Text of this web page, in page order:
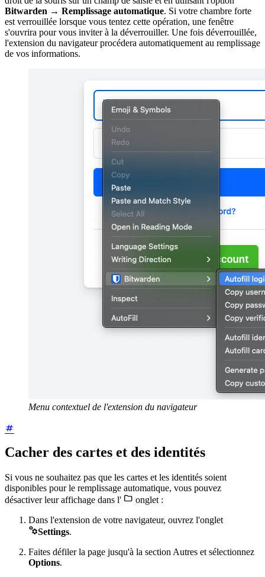
Bitwarden → Remplissage automatique. Si votre chambre forte
est verrouillée lorsque vous tentez cette opération, une fenêtre
s'ouvrira pour vous inviter à la déverrouiller. Une fois déverrouillée,
l'extension du navigateur procédera automatiquement au remplissage
de vos informations.
Menu contextuel de l'extension du navigateur
Cacher des cartes et des identités
Si vous ne souhaitez pas que les cartes et les identités soient
disponibles pour le remplissage automatique, vous pouvez
désactiver leur affichage dans l'  onglet :
Dans l'extension de votre navigateur, ouvrez l'onglet
Settings.
Faites défiler la page jusqu'à la section Autres et sélectionnez
Options.